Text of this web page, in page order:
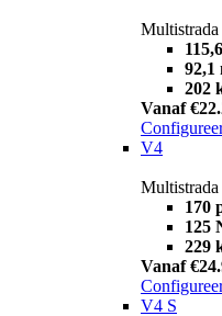
92,1
202
Vanaf
V4
170
125
229
Vanaf
V4 S